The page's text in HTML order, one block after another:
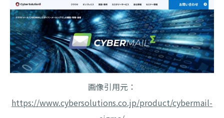
画像引用元：
https://www.cybersolutions.co.jp/product/cybermail-